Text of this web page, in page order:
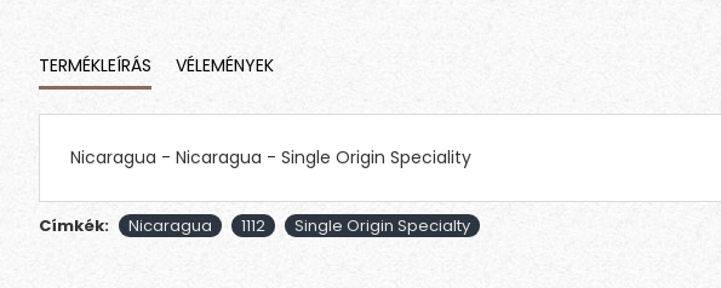
TERMÉKLEÍRÁS VÉLEMÉNYEK
Nicaragua - Nicaragua - Single Origin Speciality
Címkék: Nicaragua 1112 Single Origin Specialty